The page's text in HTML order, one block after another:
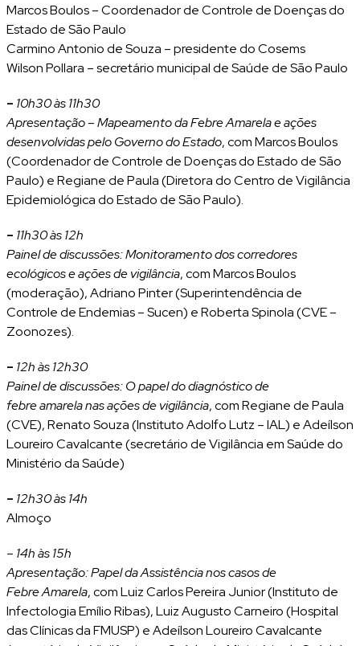
Marcos Boulos – Coordenador de Controle de Doenças do
Estado de São Paulo
Carmino Antonio de Souza – presidente do Cosems
Wilson Pollara – secretário municipal de Saúde de São Paulo
– 10h30 às 11h30
Apresentação – Mapeamento da Febre Amarela e ações
desenvolvidas pelo Governo do Estado, com Marcos Boulos
(Coordenador de Controle de Doenças do Estado de São
Paulo) e Regiane de Paula (Diretora do Centro de Vigilância
Epidemiológica do Estado de São Paulo).
– 11h30 às 12h
Painel de discussões: Monitoramento dos corredores
ecológicos e ações de vigilância, com Marcos Boulos
(moderação), Adriano Pinter (Superintendência de
Controle de Endemias – Sucen) e Roberta Spinola (CVE –
Zoonozes).
– 12h às 12h30
Painel de discussões: O papel do diagnóstico de
febre amarela nas ações de vigilância, com Regiane de Paula
(CVE), Renato Souza (Instituto Adolfo Lutz – IAL) e Adeílson
Loureiro Cavalcante (secretário de Vigilância em Saúde do
Ministério da Saúde)
– 12h30 às 14h
Almoço
– 14h às 15h
Apresentação: Papel da Assistência nos casos de
Febre Amarela, com Luiz Carlos Pereira Junior (Instituto de
Infectologia Emílio Ribas), Luiz Augusto Carneiro (Hospital
das Clínicas da FMUSP) e Adeílson Loureiro Cavalcante